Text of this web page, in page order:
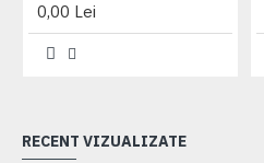
0,00 Lei
RECENT VIZUALIZATE